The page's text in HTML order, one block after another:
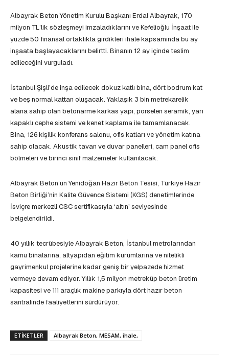
Albayrak Beton Yönetim Kurulu Başkanı Erdal Albayrak, 170
milyon TL’lik sözleşmeyi imzaladıklarını ve Kefelioğlu İnşaat ile
yüzde 50 finansal ortaklıkla girdikleri ihale kapsamında bu ay
inşaata başlayacaklarını belirtti. Binanın 12 ay içinde teslim
edileceğini vurguladı.
İstanbul Şişli’de inşa edilecek dokuz katlı bina, dört bodrum kat
ve beş normal kattan oluşacak. Yaklaşık 3 bin metrekarelik
alana sahip olan betonarme karkas yapı, porselen seramik, yarı
kapaklı cephe sistemi ve kenet kaplama ile tamamlanacak.
Bina, 126 kişilik konferans salonu, ofis katları ve yönetim katına
sahip olacak. Akustik tavan ve duvar panelleri, cam panel ofis
bölmeleri ve birinci sınıf malzemeler kullanılacak.
Albayrak Beton’un Yenidoğan Hazır Beton Tesisi, Türkiye Hazır
Beton Birliği’nin Kalite Güvence Sistemi (KGS) denetimlerinde
İsviçre merkezli CSC sertifikasıyla ‘altın’ seviyesinde
belgelendirildi.
40 yıllık tecrübesiyle Albayrak Beton, İstanbul metrolarından
kamu binalarına, altyapıdan eğitim kurumlarına ve nitelikli
gayrimenkul projelerine kadar geniş bir yelpazede hizmet
vermeye devam ediyor. Yıllık 1,5 milyon metreküp beton üretim
kapasitesi ve 111 araçlık makine parkıyla dört hazır beton
santralinde faaliyetlerini sürdürüyor.
ETIKETLER Albayrak Beton, MESAM, ihale,